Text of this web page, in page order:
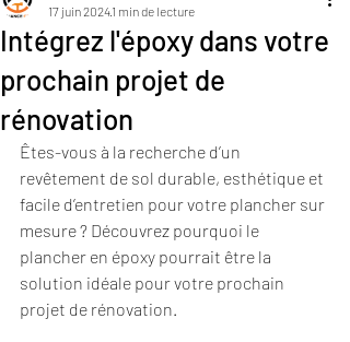
Intégrez l'époxy dans votre
prochain projet de
rénovation
17 juin 20241 min de lecture
Êtes-vous à la recherche d’un
revêtement de sol durable, esthétique et
facile d’entretien pour votre plancher sur
mesure ? Découvrez pourquoi le
plancher en époxy pourrait être la
solution idéale pour votre prochain
projet de rénovation.